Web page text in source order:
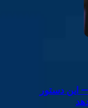
این دستور